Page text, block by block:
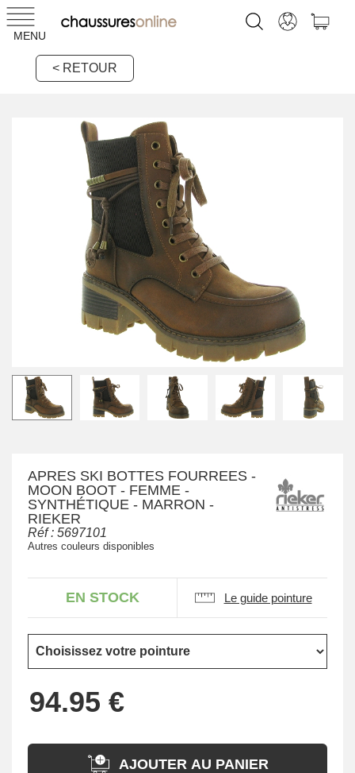
MENU
< RETOUR
APRES SKI BOTTES FOURREES -
MOON BOOT - FEMME -
SYNTHÉTIQUE - MARRON -
RIEKER
Réf : 5697101
Autres couleurs disponibles
EN STOCK Le guide pointure
AJOUTER AU PANIER